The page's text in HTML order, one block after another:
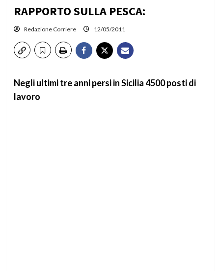
RAPPORTO SULLA PESCA:
Redazione Corriere 12/05/2011
Negli ultimi tre anni persi in Sicilia 4500 posti di
lavoro